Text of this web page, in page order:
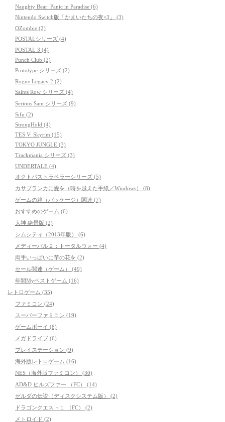
Naughty Bear: Panic in Paradise (6)
Nintendo Switch版「かまいたちの夜×3」 (3)
OZombie (2)
POSTALシリーズ (4)
POSTAL 3 (4)
Punch Club (2)
Prototype シリーズ (2)
Rogue Legacy 2 (2)
Saints Row シリーズ (4)
Serious Sam シリーズ (9)
Sifu (2)
StrongHold (4)
TES V: Skyrim (15)
TOKYO JUNGLE (3)
Trackmania シリーズ (3)
UNDERTALE (4)
オクトパストラベラーシリーズ (5)
カサブランカに愛を（時を越えた手紙／Windows） (8)
ゲームの箱（パッケージ）関連 (7)
おすすめのゲーム (6)
大神 絶景版 (2)
シムシティ（2013年版） (6)
メディーバル２：トータルウォー (4)
両手いっぱいに芋の花を (2)
セール関連（ゲーム） (49)
年間Myベストゲーム (16)
レトロゲーム (35)
ファミコン (24)
スーパーファミコン (19)
ゲームボーイ (8)
メガドライブ (6)
プレイステーション (9)
海外版レトロゲーム (16)
NES（海外版ファミコン） (30)
AD&D ヒルズファー （FC） (14)
ゼルダの伝説（ディスクシステム版） (2)
ドラゴンクエスト１ （FC） (2)
メトロイド (2)